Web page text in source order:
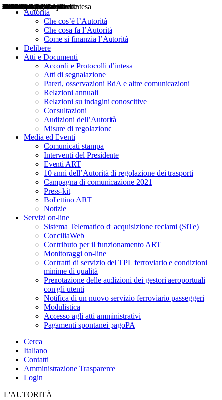
Autorità
Che cos’è l’Autorità
Che cosa fa l’Autorità
Come si finanzia l’Autorità
Delibere
Atti e Documenti
Accordi e Protocolli d’intesa
Atti di segnalazione
Pareri, osservazioni RdA e altre comunicazioni
Relazioni annuali
Relazioni su indagini conoscitive
Consultazioni
Audizioni dell’Autorità
Misure di regolazione
Media ed Eventi
Comunicati stampa
Interventi del Presidente
Eventi ART
10 anni dell’Autorità di regolazione dei trasporti
Campagna di comunicazione 2021
Press-kit
Bollettino ART
Notizie
Servizi on-line
Sistema Telematico di acquisizione reclami (SiTe)
ConciliaWeb
Contributo per il funzionamento ART
Monitoraggi on-line
Contratti di servizio del TPL ferroviario e condizioni
minime di qualità
Prenotazione delle audizioni dei gestori aeroportuali
con gli utenti
Notifica di un nuovo servizio ferroviario passeggeri
Modulistica
Accesso agli atti amministrativi
Pagamenti spontanei pagoPA
Cerca
Italiano
Contatti
Amministrazione Trasparente
Login
L'AUTORITÀ
Delibere
Pareri
Consultazioni
Audizioni
Atti di Segnalazione
Accordi e Protocolli d'Intesa
Relazioni annuali
Misure di regolazione
Notizie
Comunicati Stampa
Bollettini ART
Convegni ART
Interviste del Presidente
Articoli in primo piano
Interventi del Presidente
2004
2005
2010
2013
2014
2015
2016
2017
2018
2019
202
2020
2021
2022
2023
2024
2025
2026
Aereo
Marittimo
Terrestre